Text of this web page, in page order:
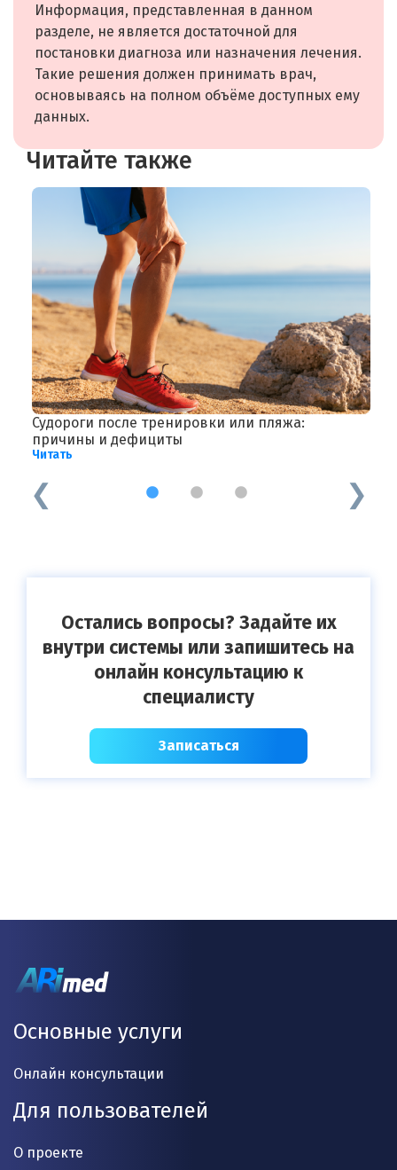
Информация, представленная в данном
разделе, не является достаточной для
постановки диагноза или назначения лечения.
Такие решения должен принимать врач,
основываясь на полном объёме доступных ему
данных.
Читайте также
Судороги после тренировки или пляжа:
причины и дефициты
Читать
1 2 3
Остались вопросы? Задайте их
внутри системы или запишитесь на
онлайн консультацию к
специалисту
Записаться
Основные услуги
Онлайн консультации
Для пользователей
О проекте